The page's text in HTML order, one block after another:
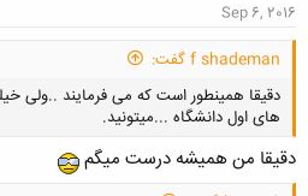
Sep 6, 2016
f shademan گفت:
دقیقا همینطور است که می فرمایند ..ولی
های اول دانشگاه ...میتونید.
دقیقا من همیشه درست میگم